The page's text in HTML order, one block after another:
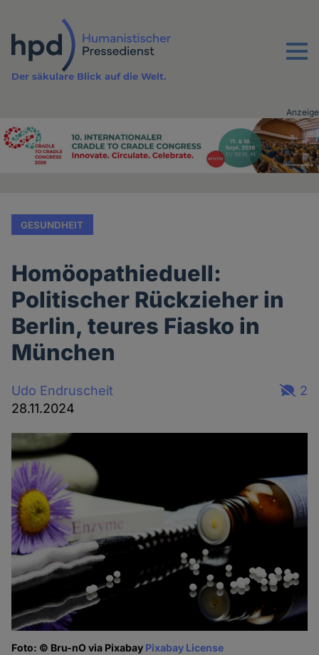
Inhalt
Menu
Der säkulare Blick auf die Welt.
Advertising
Anzeige
GESUNDHEIT
Homöopathieduell:
Politischer Rückzieher in
Berlin, teures Fiasko in
München
Udo Endruscheit
28.11.2024
2
Foto: © Bru-nO via Pixabay Pixabay License